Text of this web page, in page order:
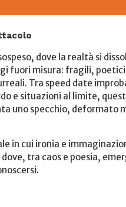
dove la realtà si
fuori misura: fragili,
Tra speed date
e situazioni al limite,
uno specchio, deformato
in cui ironia e
tra caos e poesia,